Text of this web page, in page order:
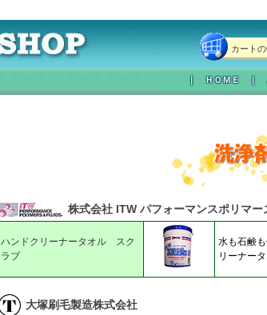
カート
｜ ＨＯＭＥ ｜
株式会社 ITW パフォーマンスポリマ
ハンドクリーナータオル スク
ラブ
水も石鹸
リーナー
大塚刷毛製造株式会社